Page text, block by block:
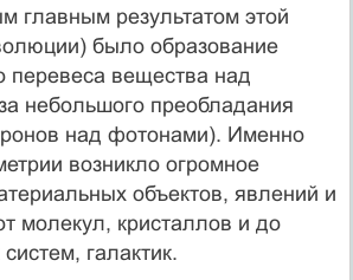
главным результатом этой
было образование
перевеса вещества над
небольшого преобладания
над фотонами). Именно
возникло огромное
объектов, явлений и
молекул, кристаллов и до
галактик.